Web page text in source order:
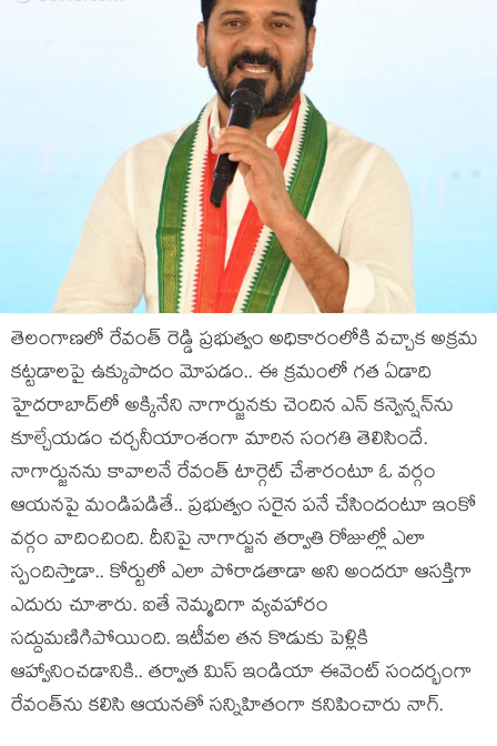
తెలంగాణ‌లో రేవంత్ రెడ్డి ప్ర‌భుత్వం అధికారంలోకి వ‌చ్చాక అక్ర‌మ
క‌ట్ట‌డాల‌పై ఉక్కుపాదం మోప‌డం.. ఈ క్ర‌మంలో గ‌త ఏడాది
హైద‌రాబాద్‌లో అక్కినేని నాగార్జున‌కు చెందిన ఎన్ క‌న్వెన్ష‌న్‌ను
కూల్చేయ‌డం చ‌ర్చ‌నీయాంశంగా మారిన సంగ‌తి తెలిసిందే.
నాగార్జున‌ను కావాల‌నే రేవంత్ టార్గెట్ చేశారంటూ ఓ వ‌ర్గం
ఆయ‌న‌పై మండిప‌డితే.. ప్ర‌భుత్వం స‌రైన ప‌నే చేసిందంటూ ఇంకో
వ‌ర్గం వాదించింది. దీనిపై నాగార్జున త‌ర్వాతి రోజుల్లో ఎలా
స్పందిస్తాడా.. కోర్టులో ఎలా పోరాడ‌తాడా అని అంద‌రూ ఆస‌క్తిగా
ఎదురు చూశారు. ఐతే నెమ్మ‌దిగా వ్య‌వ‌హారం
స‌ద్దుమ‌ణిగిపోయింది. ఇటీవ‌ల త‌న కొడుకు పెళ్లికి
ఆహ్వానించ‌డానికి.. త‌ర్వాత మిస్ ఇండియా ఈవెంట్ సంద‌ర్భంగా
రేవంత్‌ను క‌లిసి ఆయ‌న‌తో స‌న్నిహితంగా క‌నిపించారు నాగ్.